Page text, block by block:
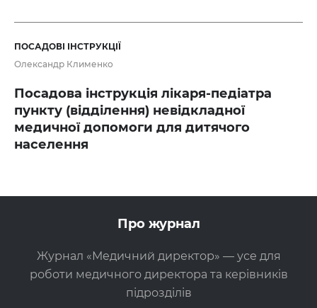
ПОСАДОВІ ІНСТРУКЦІЇ
Олександр Клименко
Посадова інструкція лікаря-педіатра
пункту (відділення) невідкладної
медичної допомоги для дитячого
населення
Про журнал
Журнал «Медичний директор» — усе для
роботи медичного директора та керівників
підрозділів